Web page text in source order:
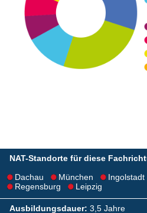
NAT-Standorte für diese
Dachau
München Ingolstadt
Regensburg
Leipzig
Ausbildungsdauer: 3,5 Jahre